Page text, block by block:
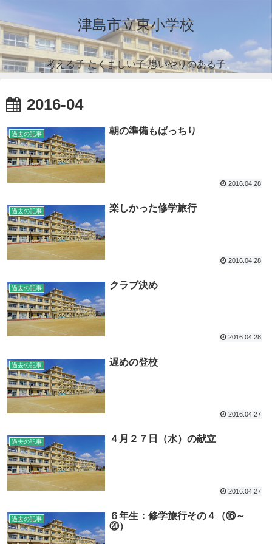
津島市立東小学校
考える子 たくましい子 思いやりのある子
2016-04
過去の記事 朝の準備もばっちり
2016.04.28
過去の記事 楽しかった修学旅行
2016.04.28
過去の記事 クラブ決め
2016.04.28
過去の記事 遅めの登校
2016.04.27
過去の記事 ４月２７日（水）の献立
2016.04.27
過去の記事
６年生：修学旅行その４（⑯～
⑳）